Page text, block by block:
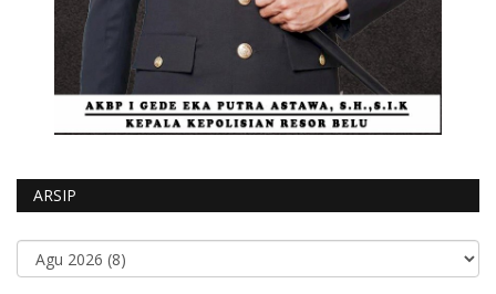
ARSIP